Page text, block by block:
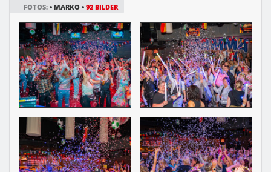
FOTOS: • MARKO • 92 BILDER